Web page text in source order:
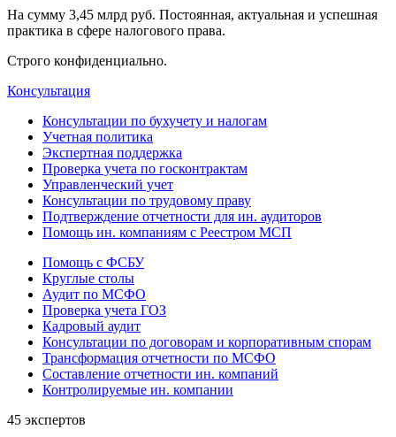
На сумму 3,45 млрд руб. Постоянная, актуальная и успешная
практика в сфере налогового права.
Строго конфиденциально.
Консультация
Консультации по бухучету и налогам
Учетная политика
Экспертная поддержка
Проверка учета по госконтрактам
Управленческий учет
Консультации по трудовому праву
Подтверждение отчетности для ин. аудиторов
Помощь ин. компаниям с Реестром МСП
Помощь с ФСБУ
Круглые столы
Аудит по МСФО
Проверка учета ГОЗ
Кадровый аудит
Консультации по договорам и корпоративным спорам
Трансформация отчетности по МСФО
Составление отчетности ин. компаний
Контролируемые ин. компании
45 экспертов